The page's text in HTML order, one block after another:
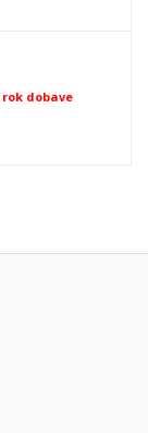
dobave